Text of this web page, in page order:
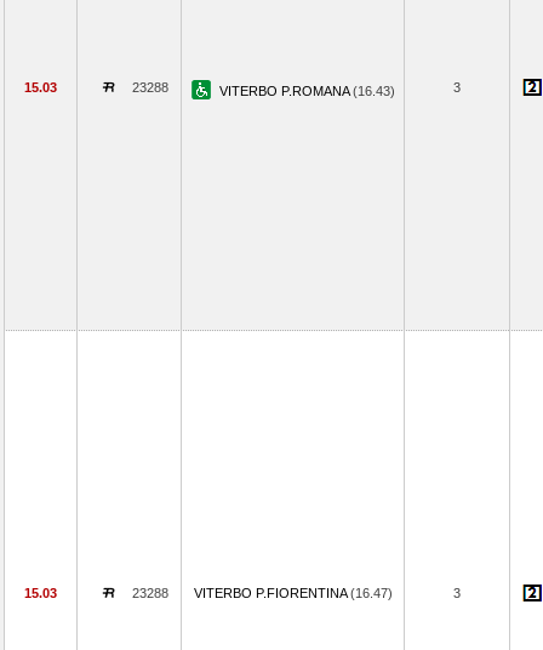
15.03 23288 VITERBO P.ROMANA(16.43) 3
15.03 23288 VITERBO P.FIORENTINA(16.47) 3